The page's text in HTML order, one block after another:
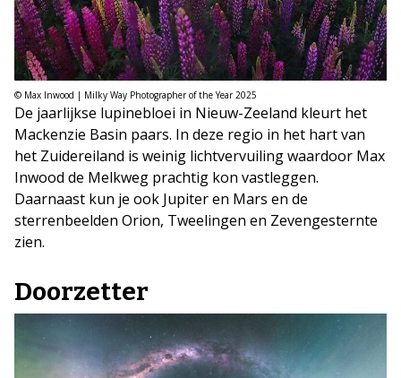
© Max Inwood | Milky Way Photographer of the Year 2025
De jaarlijkse lupinebloei in Nieuw-Zeeland kleurt het
Mackenzie Basin paars. In deze regio in het hart van
het Zuidereiland is weinig lichtvervuiling waardoor Max
Inwood de Melkweg prachtig kon vastleggen.
Daarnaast kun je ook Jupiter en Mars en de
sterrenbeelden Orion, Tweelingen en Zevengesternte
zien.
Doorzetter